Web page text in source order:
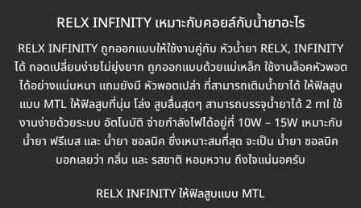
RELX INFINITY เหมาะกับคอยล์กับน้ำยาอะไร
RELX INFINITY ถูกออกแบบให้ใช้งานคู่กับ หัวน้ำยา RELX, INFINITY
ได้ ถอดเปลี่ยนง่ายไม่ยุ่งยาก ถูกออกแบบด้วยแม่เหล็ก ใช้งานล็อคหัวพอต
ได้อย่างแน่นหนา แถมยังมี หัวพอตเปล่า ที่สามารถเติมน้ำยาได้ ให้ฟิลสูบ
แบบ MTL ให้ฟิลสูบที่นุ่ม โล่ง สูบลื่นสุดๆ สามารถบรรจุน้ำยาได้ 2 ml ใช้
งานง่ายด้วยระบบ อัตโนมัติ จ่ายกำลังไฟได้อยู่ที่ 10W – 15W เหมาะกับ
น้ำยา ฟรีเบส และ น้ำยา ซอลนิค ซึ่งเหมาะสมที่สุด จะเป็น น้ำยา ซอลนิค
บอกเลยว่า กลิ่น และ รสชาติ หอมหวาน ถึงใจแน่นอครับ
RELX INFINITY ให้ฟิลสูบแบบ MTL